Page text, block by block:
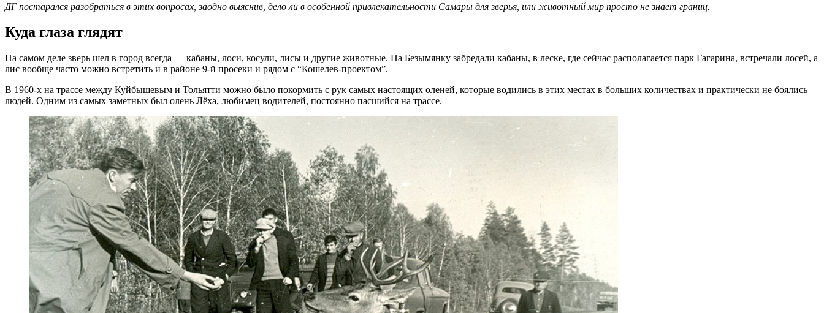
ДГ постарался разобраться в этих вопросах, заодно выяснив, дело ли в особенной привлекательности Самары для зверья, или животный мир просто не знает границ.
Куда глаза глядят
На самом деле зверь шел в город всегда — кабаны, лоси, косули, лисы и другие животные. На Безымянку забредали кабаны, в леске, где сейчас располагается парк Гагарина, встречали лосей, а
лис вообще часто можно встретить и в районе 9-й просеки и рядом с “Кошелев-проектом”.
В 1960-х на трассе между Куйбышевым и Тольятти можно было покормить с рук самых настоящих оленей, которые водились в этих местах в больших количествах и практически не боялись
людей. Одним из самых заметных был олень Лёха, любимец водителей, постоянно пасшийся на трассе.